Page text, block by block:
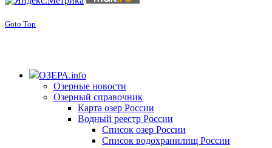
Goto Top
ОЗЕРА.info
Озерные новости
Озерный справочник
Карта озер России
Водный реестр России
Список озер России
Список водохранилищ России